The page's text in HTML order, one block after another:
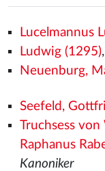
Lucelmannus
Ludwig (1295),
Neuenburg,
Seefeld,
Truchsess
Raphanus
Kanoniker